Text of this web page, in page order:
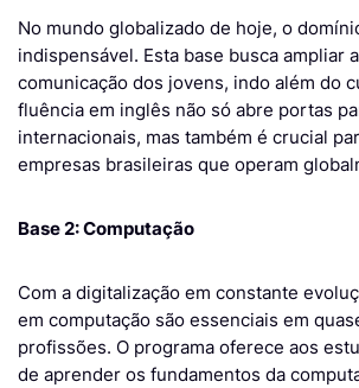
No mundo globalizado de hoje, o
indispensável. Esta base busca ampliar
comunicação dos jovens, indo além do
fluência em inglês não só abre portas
internacionais, mas também é crucial
empresas brasileiras que operam
Base 2: Computação
Com a digitalização em constante
em computação são essenciais em
profissões. O programa oferece aos
de aprender os fundamentos da